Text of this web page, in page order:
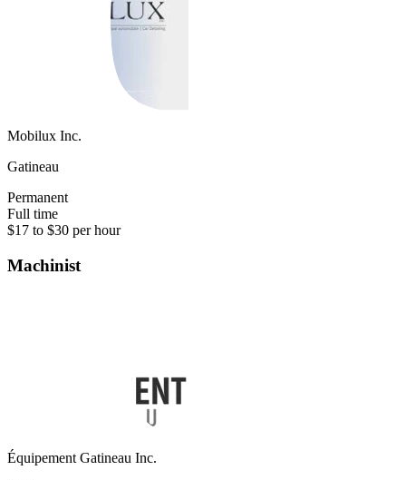
Mobilux Inc.
Gatineau
Permanent
Full time
$17 to $30 per hour
Machinist
Équipement Gatineau Inc.